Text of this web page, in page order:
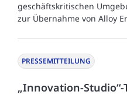
geschäftskritischen
zur Übernahme von Alloy
PRESSEMITTEILUNG
„Innovation-